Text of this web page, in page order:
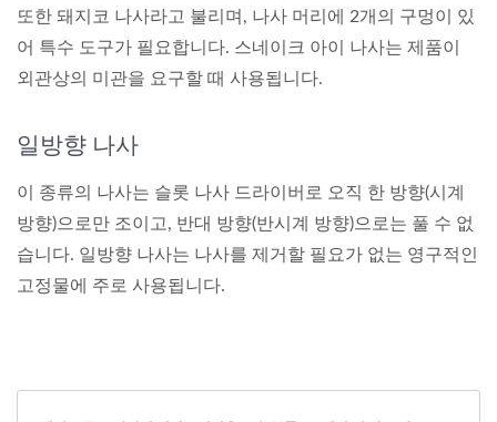
또한 돼지코 나사라고 불리며, 나사 머리에 2개의 구멍이 있
어 특수 도구가 필요합니다. 스네이크 아이 나사는 제품이
외관상의 미관을 요구할 때 사용됩니다.
일방향 나사
이 종류의 나사는 슬롯 나사 드라이버로 오직 한 방향(시계
방향)으로만 조이고, 반대 방향(반시계 방향)으로는 풀 수 없
습니다. 일방향 나사는 나사를 제거할 필요가 없는 영구적인
고정물에 주로 사용됩니다.